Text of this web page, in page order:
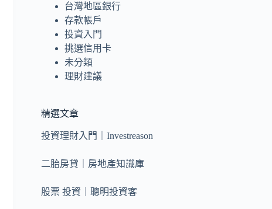
台灣地區銀行
存款帳戶
投資入門
挑選信用卡
未分類
理財建議
精選文章
投資理財入門｜Investreason
二胎房貸｜房地產知識庫
股票 投資｜聰明投資客